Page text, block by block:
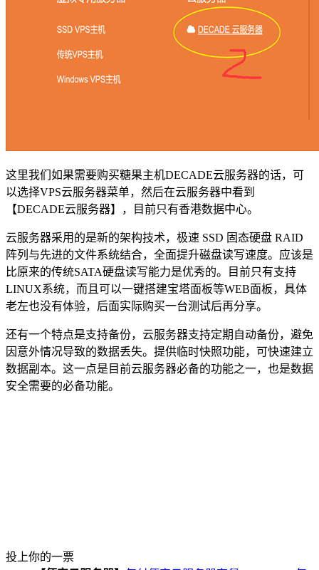
这里我们如果需要购买糖果主机DECADE云服务器的话，可
以选择VPS云服务器菜单，然后在云服务器中看到
【DECADE云服务器】，目前只有香港数据中心。
云服务器采用的是新的架构技术，极速 SSD 固态硬盘 RAID
阵列与先进的文件系统结合，全面提升磁盘读写速度。应该是
比原来的传统SATA硬盘读写能力是优秀的。目前只有支持
LINUX系统，而且可以一键搭建宝塔面板等WEB面板，具体
老左也没有体验，后面实际购买一台测试后再分享。
还有一个特点是支持备份，云服务器支持定期自动备份，避免
因意外情况导致的数据丢失。提供临时快照功能，可快速建立
数据副本。这一点是目前云服务器必备的功能之一，也是数据
安全需要的必备功能。
投上你的一票